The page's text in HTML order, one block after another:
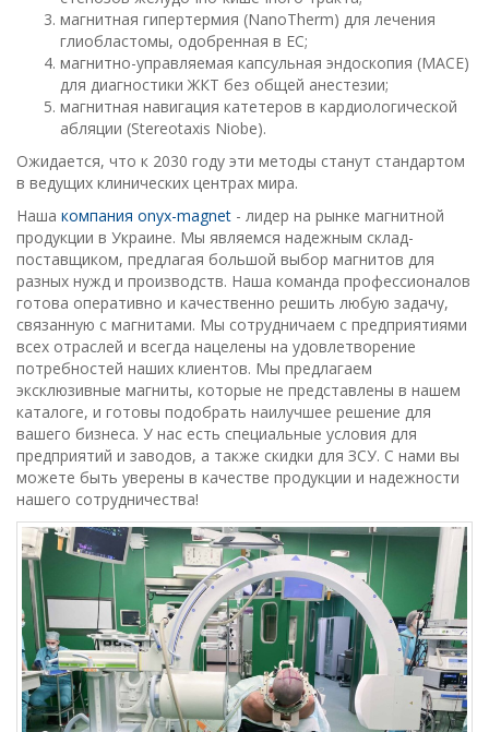
магнитная гипертермия (NanoTherm) для лечения
глиобластомы, одобренная в ЕС;
магнитно-управляемая капсульная эндоскопия (MACE)
для диагностики ЖКТ без общей анестезии;
магнитная навигация катетеров в кардиологической
абляции (Stereotaxis Niobe).
Ожидается, что к 2030 году эти методы станут стандартом
в ведущих клинических центрах мира.
Наша компания onyx-magnet - лидер на рынке магнитной
продукции в Украине. Мы являемся надежным склад-
поставщиком, предлагая большой выбор магнитов для
разных нужд и производств. Наша команда профессионалов
готова оперативно и качественно решить любую задачу,
связанную с магнитами. Мы сотрудничаем с предприятиями
всех отраслей и всегда нацелены на удовлетворение
потребностей наших клиентов. Мы предлагаем
эксклюзивные магниты, которые не представлены в нашем
каталоге, и готовы подобрать наилучшее решение для
вашего бизнеса. У нас есть специальные условия для
предприятий и заводов, а также скидки для ЗСУ. С нами вы
можете быть уверены в качестве продукции и надежности
нашего сотрудничества!